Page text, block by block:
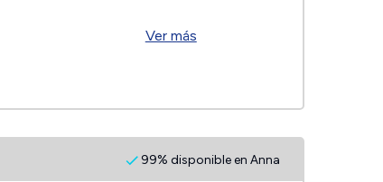
Ver más
99% disponible en Anna